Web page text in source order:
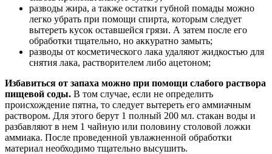
разводы жира, а также остатки губной помады можно
легко убрать при помощи спирта, которым следует
вытереть кусок оставшейся грязи. А затем после его
обработки тщательно, но аккуратно замыть;
разводы от косметического лака удаляют жидкостью для
снятия лака, растворителем либо ацетоном;
Избавиться от запаха можно при помощи слабого раствора
пищевой соды. В том случае, если не определить
происхождение пятна, то следует вытереть его аммиачным
раствором. Для этого берут 1 полный 200 мл. стакан воды и
разбавляют в нем 1 чайную или половину столовой ложки
аммиака. После проведенной увлажненной обработки
материал необходимо тщательно высушить.